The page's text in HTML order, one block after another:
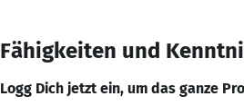
Fähigkeiten und
Logg Dich jetzt ein, um das ganze